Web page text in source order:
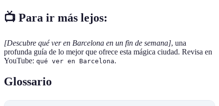
📺 Para ir más lejos:
[Descubre qué ver en Barcelona en un fin de semana], una
profunda guía de lo mejor que ofrece esta mágica ciudad. Revisa en
YouTube: qué ver en Barcelona.
Glossario